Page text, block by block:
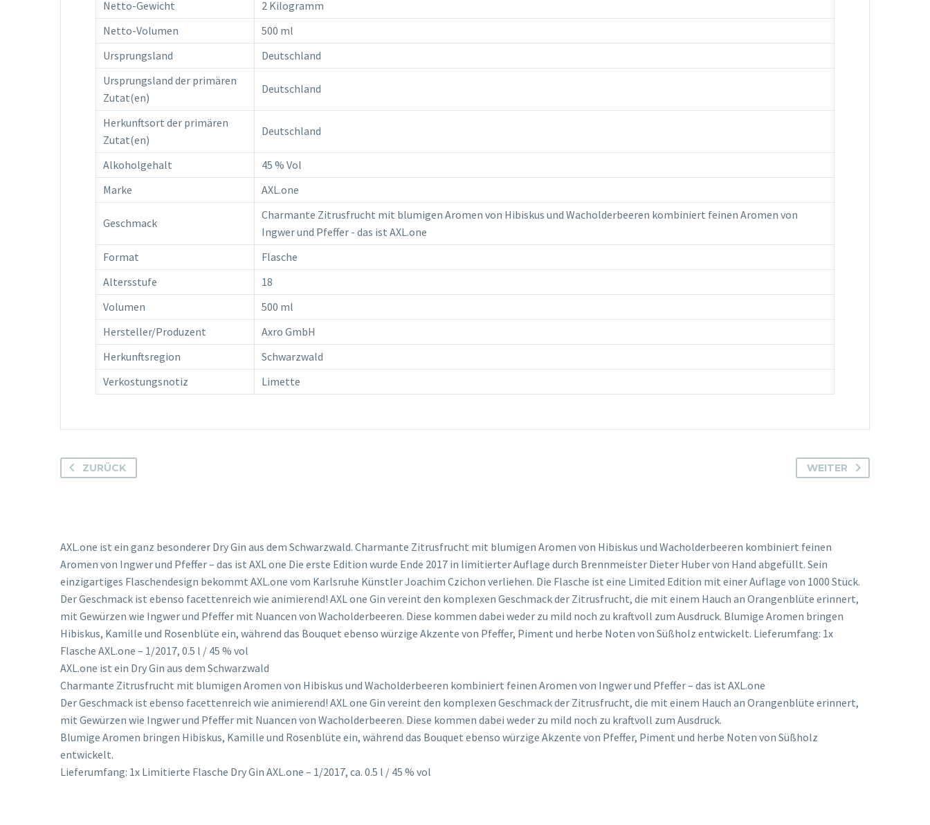
Netto-Gewicht
2 Kilogramm
Netto-Volumen
500 ml
Ursprungsland
Deutschland
Ursprungsland der primären
Zutat(en)
Deutschland
Herkunftsort der primären
Zutat(en)
Deutschland
Alkoholgehalt
45 % Vol
Marke
AXL.one
Geschmack
Charmante Zitrusfrucht mit blumigen Aromen von Hibiskus und Wacholderbeeren kombiniert feinen Aromen von
Ingwer und Pfeffer - das ist AXL.one
Format
Flasche
Altersstufe
18
Volumen
500 ml
Hersteller/Produzent
Axro GmbH
Herkunftsregion
Schwarzwald
Verkostungsnotiz
Limette
ZURÜCK WEITER
AXL.one ist ein ganz besonderer Dry Gin aus dem Schwarzwald. Charmante Zitrusfrucht mit blumigen Aromen von Hibiskus und Wacholderbeeren kombiniert feinen
Aromen von Ingwer und Pfeffer – das ist AXL one Die erste Edition wurde Ende 2017 in limitierter Auflage durch Brennmeister Dieter Huber von Hand abgefüllt. Sein
einzigartiges Flaschendesign bekommt AXL.one vom Karlsruhe Künstler Joachim Czichon verliehen. Die Flasche ist eine Limited Edition mit einer Auflage von 1000 Stück.
Der Geschmack ist ebenso facettenreich wie animierend! AXL one Gin vereint den komplexen Geschmack der Zitrusfrucht, die mit einem Hauch an Orangenblüte erinnert,
mit Gewürzen wie Ingwer und Pfeffer mit Nuancen von Wacholderbeeren. Diese kommen dabei weder zu mild noch zu kraftvoll zum Ausdruck. Blumige Aromen bringen
Hibiskus, Kamille und Rosenblüte ein, während das Bouquet ebenso würzige Akzente von Pfeffer, Piment und herbe Noten von Süßholz entwickelt. Lieferumfang: 1x
Flasche AXL.one – 1/2017, 0.5 l / 45 % vol
AXL.one ist ein Dry Gin aus dem Schwarzwald
Charmante Zitrusfrucht mit blumigen Aromen von Hibiskus und Wacholderbeeren kombiniert feinen Aromen von Ingwer und Pfeffer – das ist AXL.one
Der Geschmack ist ebenso facettenreich wie animierend! AXL one Gin vereint den komplexen Geschmack der Zitrusfrucht, die mit einem Hauch an Orangenblüte erinnert,
mit Gewürzen wie Ingwer und Pfeffer mit Nuancen von Wacholderbeeren. Diese kommen dabei weder zu mild noch zu kraftvoll zum Ausdruck.
Blumige Aromen bringen Hibiskus, Kamille und Rosenblüte ein, während das Bouquet ebenso würzige Akzente von Pfeffer, Piment und herbe Noten von Süßholz
entwickelt.
Lieferumfang: 1x Limitierte Flasche Dry Gin AXL.one – 1/2017, ca. 0.5 l / 45 % vol